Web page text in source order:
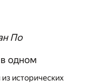
По
одном
исторических